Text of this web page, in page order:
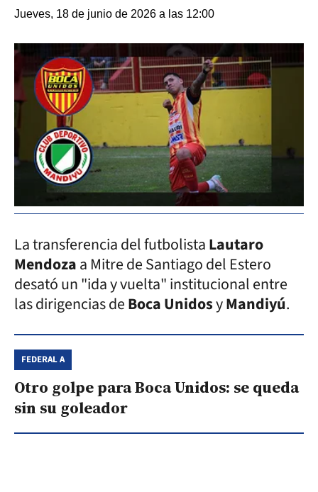
Jueves, 18 de junio de 2026 a las 12:00
La transferencia del futbolistaLautaro
Mendozaa Mitre de Santiago del Estero
desató un "ida y vuelta" institucional entre
las dirigencias deBoca UnidosyMandiyú.
FEDERAL A
Otro golpe para Boca Unidos: se queda
sin su goleador